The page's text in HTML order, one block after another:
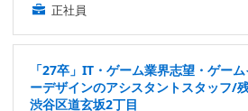
正社員
「27卒」IT・ゲーム業界志望・ゲー
ーデザインのアシスタントスタッフ/
渋谷区道玄坂2丁目